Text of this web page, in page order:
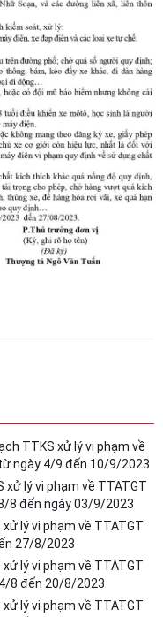
TTKS xử lý vi phạm về
ngày 4/9 đến 10/9/2023
xử lý vi phạm về TTATGT
8 đến ngày 03/9/2023
lý vi phạm về TTATGT
27/8/2023
lý vi phạm về TTATGT
8 đến 20/8/2023
lý vi phạm về TTATGT